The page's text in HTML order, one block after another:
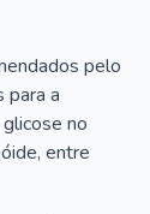
pelo
para a
no
entre